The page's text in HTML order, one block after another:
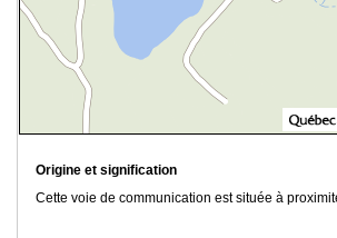
Origine et signification
Cette voie de communication est située à